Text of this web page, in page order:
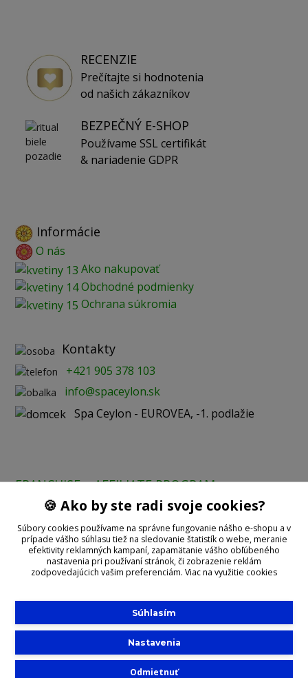
RECENZIE
Prečítajte si hodnotenia
od našich zákazníkov
BEZPEČNÝ E-SHOP
Používame SSL certifikát
& nariadenie GDPR
Informácie
O nás
Ako nakupovať
Obchodné podmienky
Ochrana súkromia
Kontakty
+421 905 378 103
info@spaceylon.sk
Spa Ceylon - EUROVEA, -1. podlažie
FRANCHISE AFFILIATE PROGRAM
Prijímame online platby:
©2020 With
Slovensko
Výhradný distribútor SPA CEYLON
🍪 Ako by ste radi svoje cookies?
Súbory cookies používame na správne fungovanie nášho e-shopu a v
prípade vášho súhlasu tiež na sledovanie štatistík o webe, meranie
efektivity reklamných kampaní, zapamätanie vášho obľúbeného
nastavenia pri používaní stránok, či zobrazenie reklám
zodpovedajúcich vašim preferenciám. Viac na využitie cookies
Nastavenia
Súhlasím